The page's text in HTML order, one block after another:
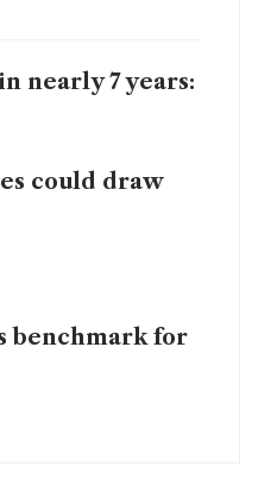
nearly 7 years:
could draw
benchmark for